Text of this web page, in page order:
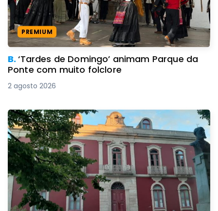
PREMIUM
B.‘Tardes de Domingo’ animam Parque da
Ponte com muito folclore
2 agosto 2026